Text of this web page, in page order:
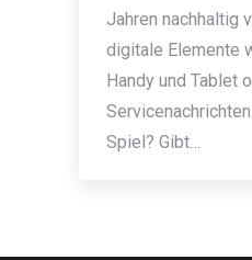
Jahren nachhaltig
digitale Elemente
Handy und Tablet
Spiel? Gibt…